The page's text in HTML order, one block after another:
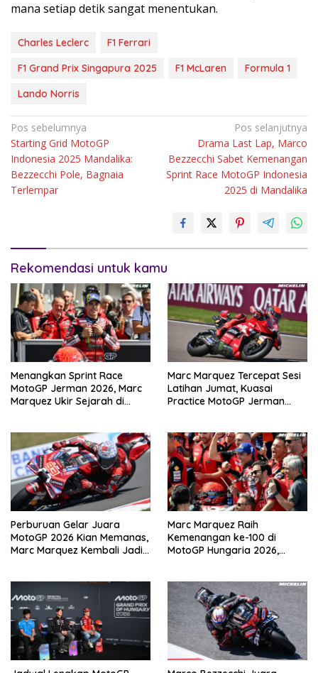
mana setiap detik sangat menentukan.
Charles Leclerc
F1 Ferrari
F1 Grand Prix Singapura 2025
F1 McLaren
Formula 1
Lando Norris
Navigasi
pos
Pos sebelumnya
Starting Grid MotoGP
Indonesia 2025 Mandalika:
Bezzecchi Pole, Bagnaia
Terlempar
Pos selanjutnya
Drama Last Lap, Marco
Bezzecchi Sabet Kemenangan
Sprint Race MotoGP Indonesia
2025 di Mandalika
Rekomendasi untuk kamu
Menangkan Sprint Race
MotoGP Jerman 2026, Marc
Marquez Ukir Sejarah di
Marc Marquez Tercepat Sesi
Latihan Jumat, Kuasai
Practice MotoGP Jerman
Perburuan Gelar Juara
MotoGP 2026 Kian Memanas,
Marc Marquez Kembali Jadi
Marc Marquez Raih
Kemenangan ke-100 di
MotoGP Hungaria 2026,